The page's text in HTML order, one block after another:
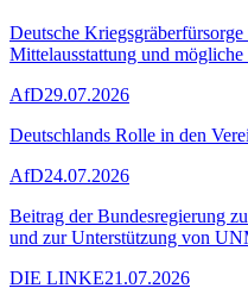
Deutsche
Mittelausstattung und mögliche
AfD29.07.2026
Deutschlands Rolle in den
AfD24.07.2026
Beitrag der Bundesregierung
und zur Unterstützung von
DIE LINKE21.07.2026